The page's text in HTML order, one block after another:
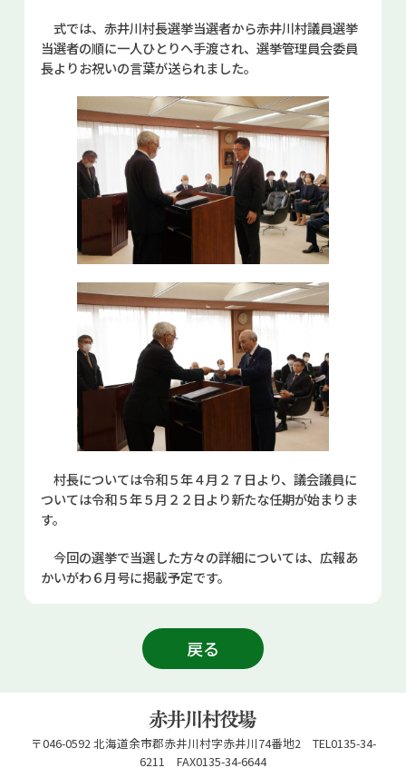
Select Language▼
式では、赤井川村長選挙当選者から赤井川村議員選挙
当選者の順に一人ひとりへ手渡され、選挙管理員会委員
長よりお祝いの言葉が送られました。
村長については令和５年４月２７日より、議会議員に
ついては令和５年５月２２日より新たな任期が始まりま
す。
今回の選挙で当選した方々の詳細については、広報あ
かいがわ６月号に掲載予定です。
戻る
〒046-0592 北海道余市郡赤井川村字赤井川74番地2 TEL0135-34-
6211 FAX0135-34-6644